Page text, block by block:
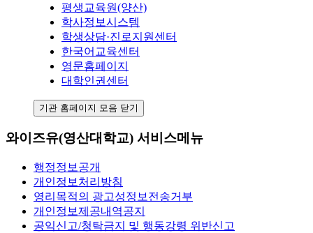
평생교육원(양산)
학사정보시스템
학생상담·진로지원센터
한국어교육센터
영문홈페이지
대학인권센터
기관 홈페이지 모음 닫기
와이즈유(영산대학교) 서비스메뉴
행정정보공개
개인정보처리방침
영리목적의 광고성정보전송거부
개인정보제공내역공지
공익신고/청탁금지 및 행동강령 위반신고